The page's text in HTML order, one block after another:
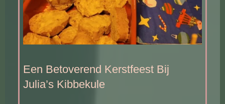
Een Betoverend Kerstfeest Bij
Julia’s Kibbekule